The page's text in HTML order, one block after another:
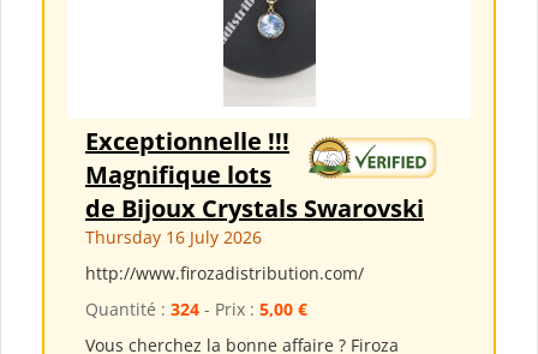
Exceptionnelle !!!
Magnifique lots
de Bijoux Crystals Swarovski
Thursday 16 July 2026
http://www.firozadistribution.com/
Quantité : 324 - Prix : 5,00 €
Vous cherchez la bonne affaire ? Firoza